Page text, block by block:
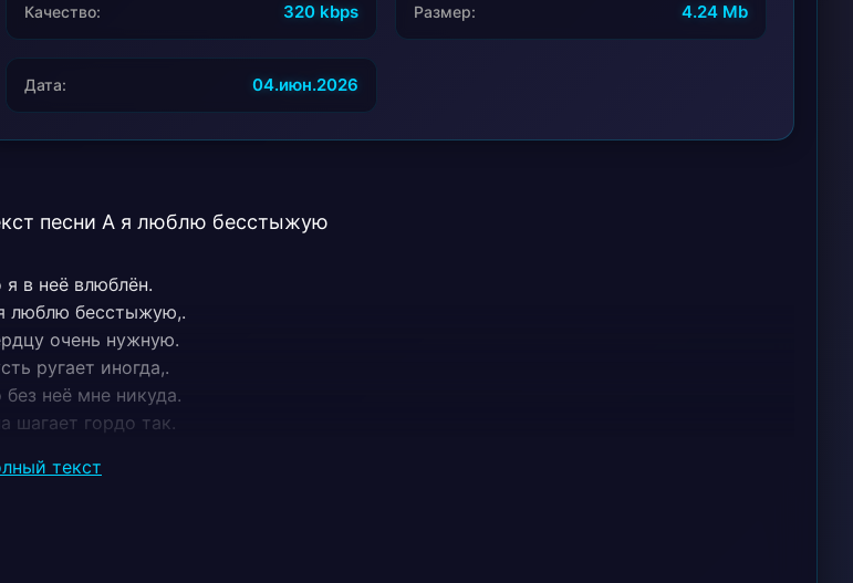
Качество: 320 kbps Размер: 4.24 Mb
Дата: 04.июн.2026
песни А я люблю бесстыжую
я в неё влюблён.
люблю бесстыжую,.
очень нужную.
ругает иногда,.
без неё мне никуда.
шагает гордо так.
вечер без неё мне кажется не тем.
текст